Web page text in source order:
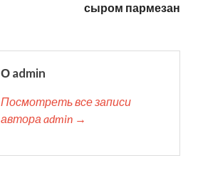
сыром пармезан
О admin
Посмотреть все записи
автора admin →